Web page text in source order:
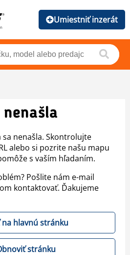
Umiestniť inzerát
nenašla. Skontrolujte
alebo si pozrite našu mapu
s vaším hľadaním.
Pošlite nám e-mail
kontaktovať. Ďakujeme
na hlavnú stránku
stránku